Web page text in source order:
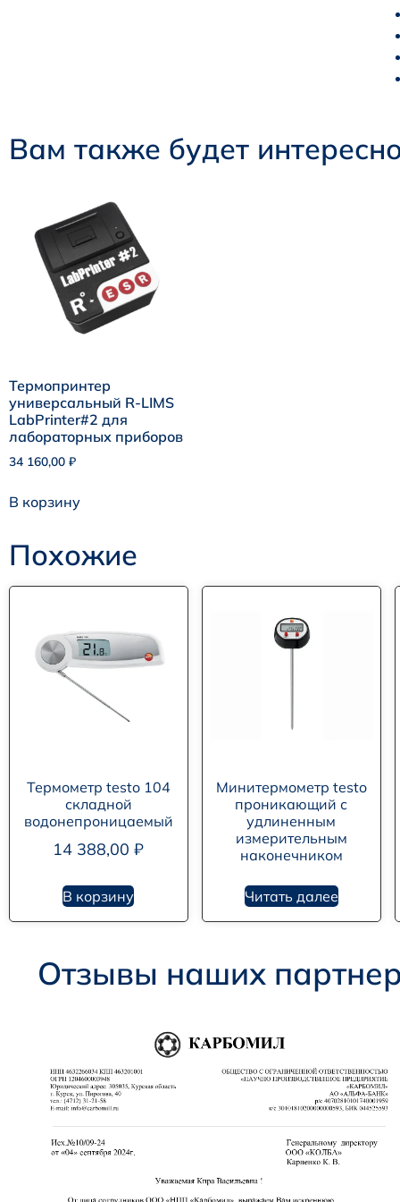
Вам также будет
Термопринтер
универсальный R-LIMS
LabPrinter#2 для
лабораторных приборов
34 160,00 ₽
В корзину
Похожие
Термометр testo 104
складной
водонепроницаемый
14 388,00₽
В корзину
Минитермометр testo
проникающий с
удлиненным
измерительным
наконечником
Читать далее
Отзывы наших